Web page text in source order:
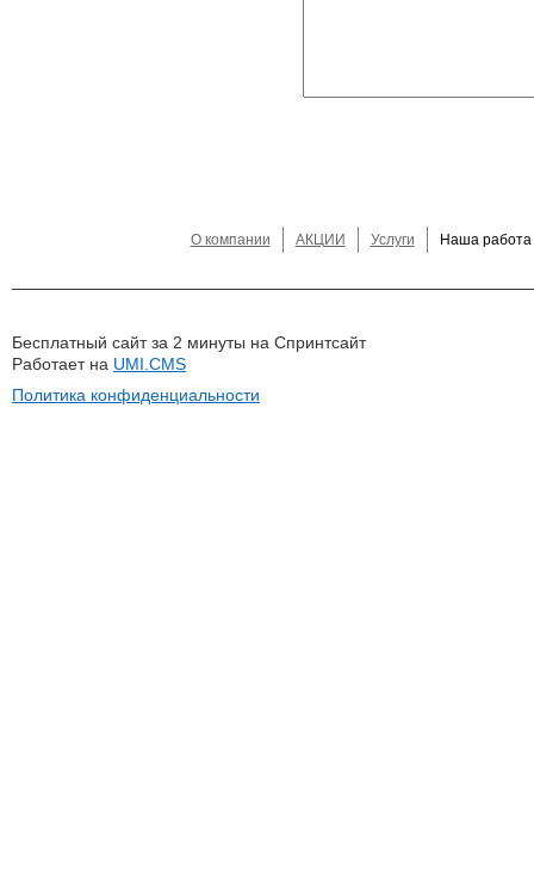
О компании АКЦИИ Услуги Наша работа
Бесплатный сайт за 2 минуты на Спринтсайт
Работает на UMI.CMS
Политика конфиденциальности